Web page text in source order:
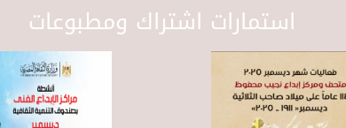
استمارات اشتراك ومطبوعات